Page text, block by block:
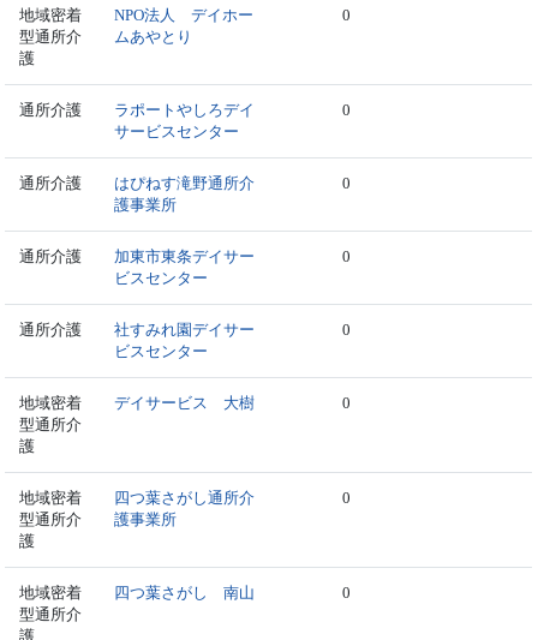
地域密着
型通所介
護
NPO法人 デイホー
ムあやとり
0
通所介護
ラポートやしろデイ
サービスセンター
0
通所介護
はぴねす滝野通所介
護事業所
0
通所介護
加東市東条デイサー
ビスセンター
0
通所介護
社すみれ園デイサー
ビスセンター
0
地域密着
型通所介
護
デイサービス 大樹 0
地域密着
型通所介
護
四つ葉さがし通所介
護事業所
0
地域密着
型通所介
護
四つ葉さがし 南山 0